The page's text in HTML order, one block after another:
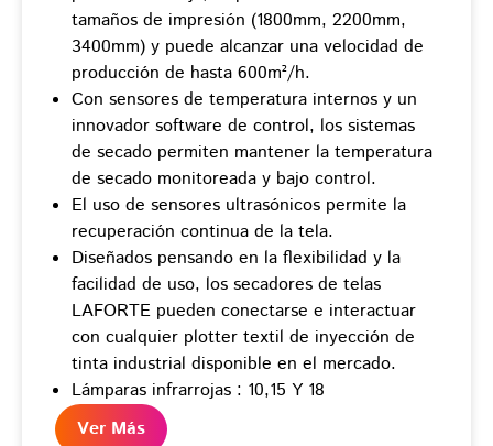
tamaños de impresión (1800mm, 2200mm,
3400mm) y puede alcanzar una velocidad de
producción de hasta 600m²/h.
Con sensores de temperatura internos y un
innovador software de control, los sistemas
de secado permiten mantener la temperatura
de secado monitoreada y bajo control.
El uso de sensores ultrasónicos permite la
recuperación continua de la tela.
Diseñados pensando en la flexibilidad y la
facilidad de uso, los secadores de telas
LAFORTE pueden conectarse e interactuar
con cualquier plotter textil de inyección de
tinta industrial disponible en el mercado.
Lámparas infrarrojas : 10,15 Y 18
Ver Más